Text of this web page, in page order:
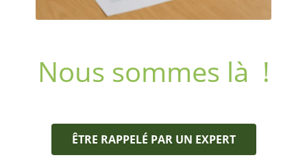
Nous sommes là !
ÊTRE RAPPELÉ PAR UN EXPERT